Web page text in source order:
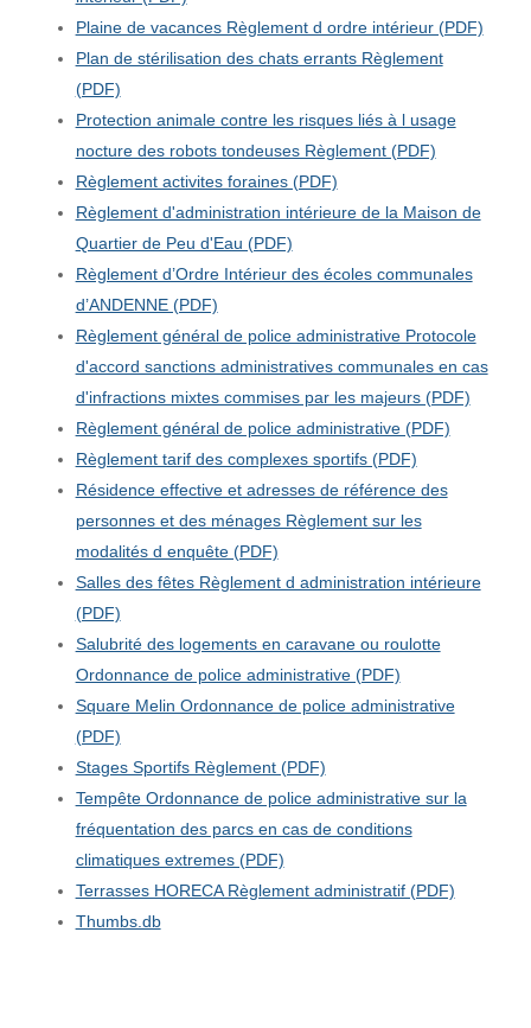
Plaine de vacances Règlement d ordre intérieur (PDF)
Plan de stérilisation des chats errants Règlement
(PDF)
Protection animale contre les risques liés à l usage
nocture des robots tondeuses Règlement (PDF)
Règlement activites foraines (PDF)
Règlement d'administration intérieure de la Maison de
Quartier de Peu d'Eau (PDF)
Règlement d’Ordre Intérieur des écoles communales
d’ANDENNE (PDF)
Règlement général de police administrative Protocole
d'accord sanctions administratives communales en cas
d'infractions mixtes commises par les majeurs (PDF)
Règlement général de police administrative (PDF)
Règlement tarif des complexes sportifs (PDF)
Résidence effective et adresses de référence des
personnes et des ménages Règlement sur les
modalités d enquête (PDF)
Salles des fêtes Règlement d administration intérieure
(PDF)
Salubrité des logements en caravane ou roulotte
Ordonnance de police administrative (PDF)
Square Melin Ordonnance de police administrative
(PDF)
Stages Sportifs Règlement (PDF)
Tempête Ordonnance de police administrative sur la
fréquentation des parcs en cas de conditions
climatiques extremes (PDF)
Terrasses HORECA Règlement administratif (PDF)
Thumbs.db